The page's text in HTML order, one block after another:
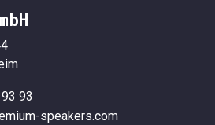
93
speakers.com